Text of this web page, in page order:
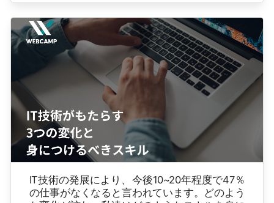
IT技術の発展により、今後10~20年程度で47％
の仕事がなくなると言われています。どのよう